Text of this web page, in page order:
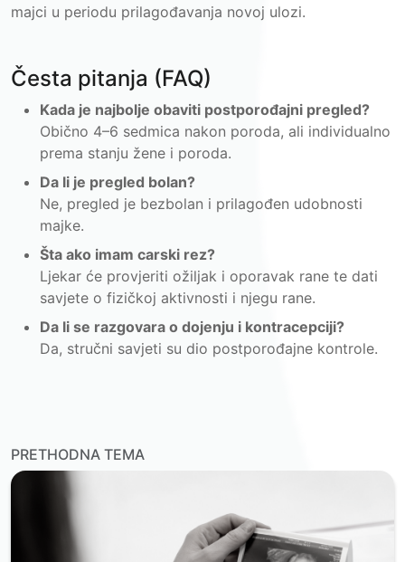
majci u periodu prilagođavanja novoj ulozi.
Česta pitanja (FAQ)
Kada je najbolje obaviti postporođajni pregled?
Obično 4–6 sedmica nakon poroda, ali individualno
prema stanju žene i poroda.
Da li je pregled bolan?
Ne, pregled je bezbolan i prilagođen udobnosti
majke.
Šta ako imam carski rez?
Ljekar će provjeriti ožiljak i oporavak rane te dati
savjete o fizičkoj aktivnosti i njegu rane.
Da li se razgovara o dojenju i kontracepciji?
Da, stručni savjeti su dio postporođajne kontrole.
PRETHODNA TEMA